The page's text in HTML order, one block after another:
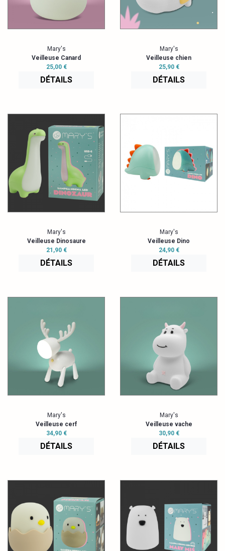
Mary's
Veilleuse Canard
25,00 €
DÉTAILS
Mary's
Veilleuse chien
25,90 €
DÉTAILS
Mary's
Veilleuse Dinosaure
21,90 €
DÉTAILS
Mary's
Veilleuse Dino
24,90 €
DÉTAILS
Mary's
Veilleuse cerf
34,90 €
DÉTAILS
Mary's
Veilleuse vache
30,90 €
DÉTAILS